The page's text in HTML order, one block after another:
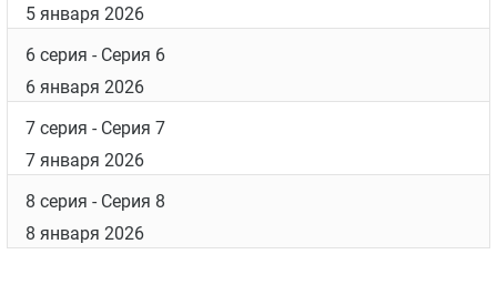
5 января 2026
6 серия - Серия 6
6 января 2026
7 серия - Серия 7
7 января 2026
8 серия - Серия 8
8 января 2026